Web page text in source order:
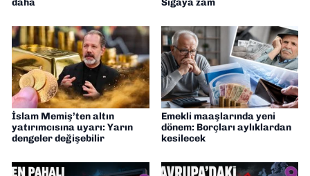
daha
Sigaya zam
İslam Memiş’ten altın
yatırımcısına uyarı: Yarın
dengeler değişebilir
Emekli maaşlarında yeni
dönem: Borçları aylıklardan
kesilecek